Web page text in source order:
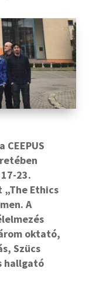
23.
Ethics
A
oktató,
Szücs
hallgató